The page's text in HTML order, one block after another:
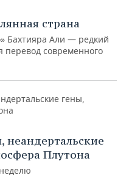
страна
Бахтияра Али — редкий
перевод современного
Плутона